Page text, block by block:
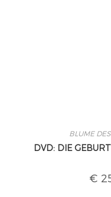
BLUME
DVD: DIE
€